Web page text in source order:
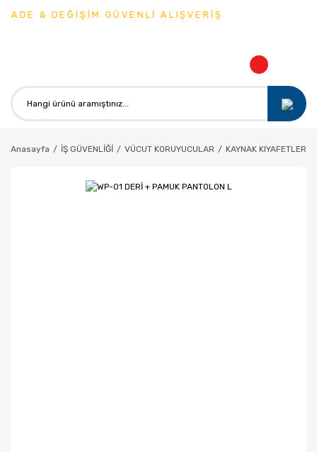
& DEĞİŞİM GÜVENLİ ALIŞVERİŞ
Anasayfa İŞ GÜVENLİĞİ VÜCUT KORUYUCULAR KAYNAK KIYAFETLERİ